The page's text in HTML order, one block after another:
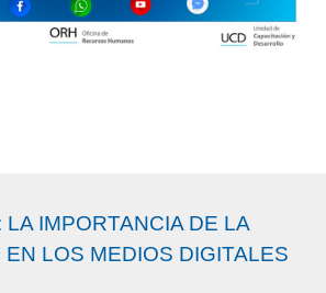
LA IMPORTANCIA DE LA
EN LOS MEDIOS DIGITALES